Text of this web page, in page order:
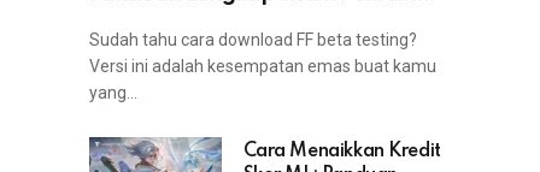
Sudah tahu cara download FF beta testing?
Versi ini adalah kesempatan emas buat kamu
yang…
Cara Menaikkan Kredit